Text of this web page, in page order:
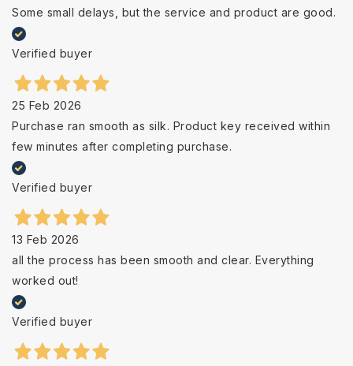
Some small delays, but the service and product are good.
Verified buyer
25 Feb 2026
Purchase ran smooth as silk. Product key received within
few minutes after completing purchase.
Verified buyer
13 Feb 2026
all the process has been smooth and clear. Everything
worked out!
Verified buyer